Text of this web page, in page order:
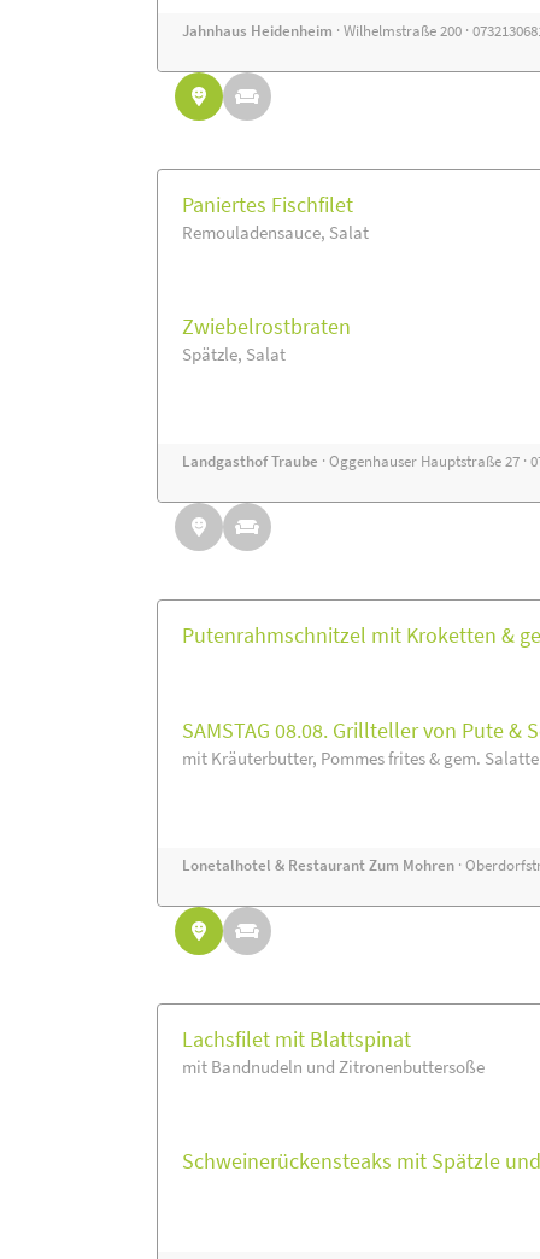
Jahnhaus Heidenheim · Wilhelmstraße 200 ·
Paniertes Fischfilet
Remouladensauce, Salat
Zwiebelrostbraten
Spätzle, Salat
Landgasthof Traube · Oggenhauser Hauptstraße 27 ·
Putenrahmschnitzel mit Kroketten &
SAMSTAG 08.08. Grillteller von Pute &
mit Kräuterbutter, Pommes frites & gem.
Lonetalhotel & Restaurant Zum Mohren ·
Lachsfilet mit Blattspinat
mit Bandnudeln und Zitronenbuttersoße
Schweinerückensteaks mit Spätzle